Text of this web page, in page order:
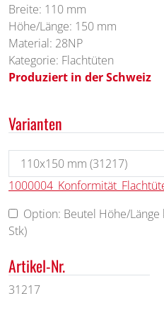
Breite: 110 mm
Höhe/Länge: 150 mm
Material: 28NP
Kategorie: Flachtüten
Produziert in der Schweiz
Varianten
Option: Beutel Höhe/Länge
Stk)
Artikel-Nr.
31217